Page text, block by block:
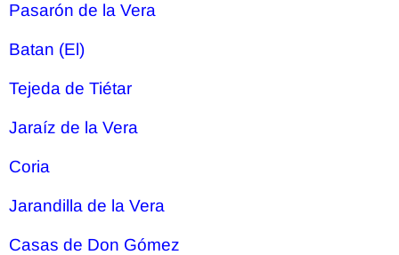
Pasarón de la Vera
Batan (El)
Tejeda de Tiétar
Jaraíz de la Vera
Coria
Jarandilla de la Vera
Casas de Don Gómez